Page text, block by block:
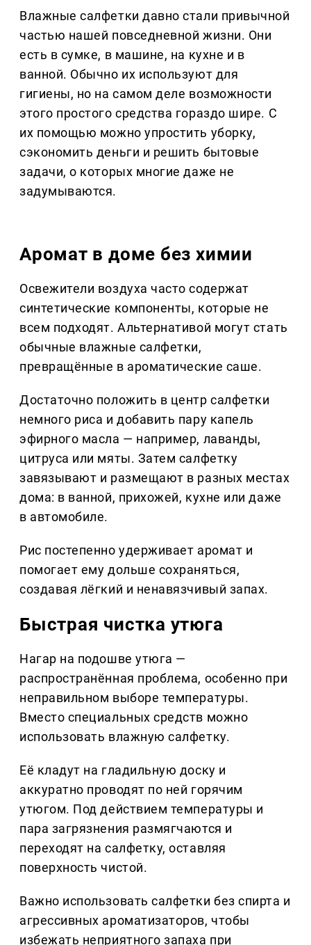
Влажные салфетки давно стали привычной
частью нашей повседневной жизни. Они
есть в сумке, в машине, на кухне и в
ванной. Обычно их используют для
гигиены, но на самом деле возможности
этого простого средства гораздо шире. С
их помощью можно упростить уборку,
сэкономить деньги и решить бытовые
задачи, о которых многие даже не
задумываются.
Аромат в доме без химии
Освежители воздуха часто содержат
синтетические компоненты, которые не
всем подходят. Альтернативой могут стать
обычные влажные салфетки,
превращённые в ароматические саше.
Достаточно положить в центр салфетки
немного риса и добавить пару капель
эфирного масла — например, лаванды,
цитруса или мяты. Затем салфетку
завязывают и размещают в разных местах
дома: в ванной, прихожей, кухне или даже
в автомобиле.
Рис постепенно удерживает аромат и
помогает ему дольше сохраняться,
создавая лёгкий и ненавязчивый запах.
Быстрая чистка утюга
Нагар на подошве утюга —
распространённая проблема, особенно при
неправильном выборе температуры.
Вместо специальных средств можно
использовать влажную салфетку.
Её кладут на гладильную доску и
аккуратно проводят по ней горячим
утюгом. Под действием температуры и
пара загрязнения размягчаются и
переходят на салфетку, оставляя
поверхность чистой.
Важно использовать салфетки без спирта и
агрессивных ароматизаторов, чтобы
избежать неприятного запаха при